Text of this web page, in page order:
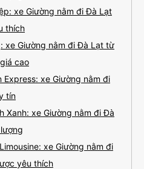
xe Giường nằm đi Đà Lạt
thích
xe Giường nằm đi Đà Lạt từ
cao
Express: xe Giường nằm đi
tín
Xanh: xe Giường nằm đi Đà
xe Giường nằm đi
yêu thích